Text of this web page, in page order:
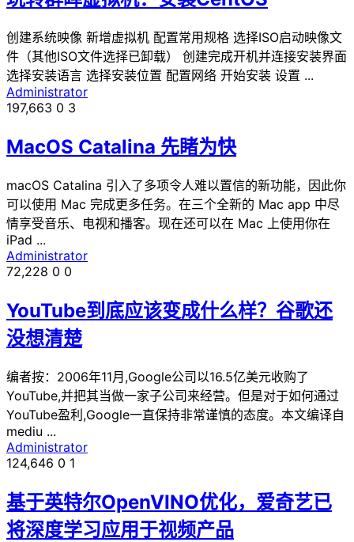
创建系统映像 新增虚拟机 配置常用规格 选择ISO启动映像文
件（其他ISO文件选择已卸载） 创建完成开机并连接安装界面
选择安装语言 选择安装位置 配置网络 开始安装 设置 ...
Administrator
197,663 0 3
MacOS Catalina 先睹为快
macOS Catalina 引入了多项令人难以置信的新功能，因此你
可以使用 Mac 完成更多任务。在三个全新的 Mac app 中尽
情享受音乐、电视和播客。现在还可以在 Mac 上使用你在
iPad ...
Administrator
72,228 0 0
YouTube到底应该变成什么样？谷歌还
没想清楚
编者按：2006年11月,Google公司以16.5亿美元收购了
YouTube,并把其当做一家子公司来经营。但是对于如何通过
YouTube盈利,Google一直保持非常谨慎的态度。本文编译自
mediu ...
Administrator
124,646 0 1
基于英特尔OpenVINO优化，爱奇艺已
将深度学习应用于视频产品